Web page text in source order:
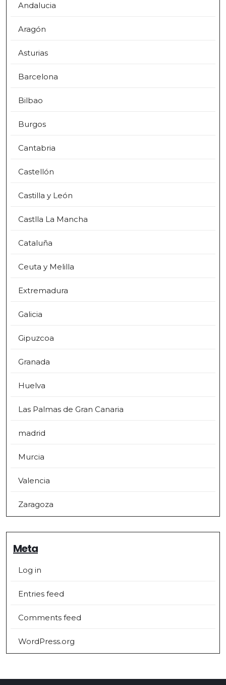
Andalucia
Aragón
Asturias
Barcelona
Bilbao
Burgos
Cantabria
Castellón
Castilla y León
Castlla La Mancha
Cataluña
Ceuta y Melilla
Extremadura
Galicia
Gipuzcoa
Granada
Huelva
Las Palmas de Gran Canaria
madrid
Murcia
Valencia
Zaragoza
Meta
Log in
Entries feed
Comments feed
WordPress.org